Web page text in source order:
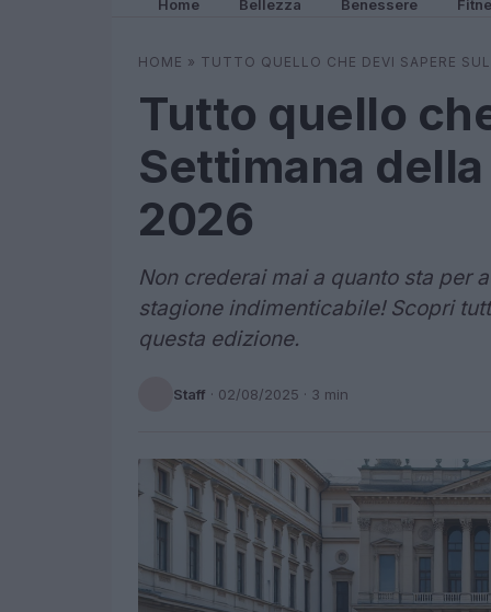
Home Bellezza Benessere
HOME » TUTTO QUELLO CHE DEVI SAPERE
Tutto quello
Settimana
2026
Non crederai mai a quanto sta per
stagione indimenticabile! Scopri
questa edizione.
Staff · 02/08/2025 · 3 min